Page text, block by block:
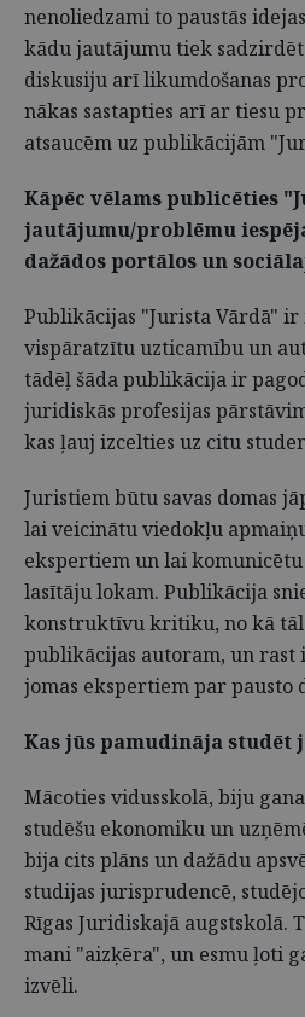
nenoliedzami to paustās
kādu jautājumu tiek
diskusiju arī likumdošanas
nākas sastapties arī ar tiesu
atsaucēm uz publikācijām
Kāpēc vēlams publicēties
jautājumu/problēmu
dažādos portālos un
Publikācijas "Jurista Vārdā" ir
vispāratzītu uzticamību un
tādēļ šāda publikācija ir
juridiskās profesijas
kas ļauj izcelties uz citu
Juristiem būtu savas domas
lai veicinātu viedokļu
ekspertiem un lai
lasītāju lokam. Publikāci­ja
konstruktīvu kritiku, no kā
publikācijas autoram, un rast
jomas ekspertiem par pausto
Kas jūs pamudināja studēt
Mācoties vidusskolā, biju
studēšu ekonomiku un
bija cits plāns un dažādu
studijas jurisprudencē,
Rīgas Juridiskajā augstskolā.
mani "aizķēra", un esmu ļoti
izvēli.